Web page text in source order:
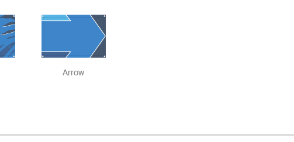
Arrow